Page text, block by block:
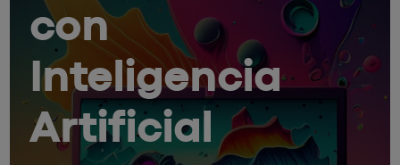
con
Inteligencia
Artificial